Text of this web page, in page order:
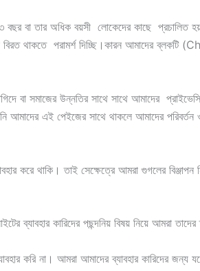
বছর বা তার অধিক বয়সী লোকেদের কাছে
বিরত থাকতে পরামর্শ দিচ্ছি।কারন আমাদের
বা সমাজের উন্নতির সাথে সাথে আমাদের
আমাদের এই পেইজের সাথে থাকলে আমাদের
করে থাকি। তাই সেক্ষেত্রে আমরা গুগলের
ব্যাবহার কারিদের পছন্দনিয় বিষয় নিয়ে আমরা
করি না। আমরা আমাদের ব্যাবহার কারিদের